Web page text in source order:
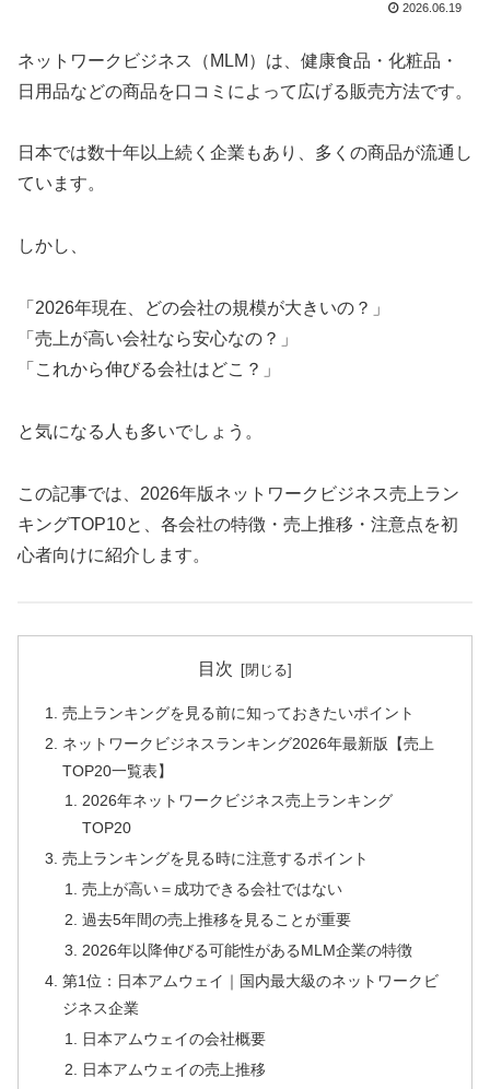
2026.06.19
ネットワークビジネス（MLM）は、健康食品・化粧品・
日用品などの商品を口コミによって広げる販売方法です。
日本では数十年以上続く企業もあり、多くの商品が流通し
ています。
しかし、
「2026年現在、どの会社の規模が大きいの？」
「売上が高い会社なら安心なの？」
「これから伸びる会社はどこ？」
と気になる人も多いでしょう。
この記事では、2026年版ネットワークビジネス売上ラン
キングTOP10と、各会社の特徴・売上推移・注意点を初
心者向けに紹介します。
目次
売上ランキングを見る前に知っておきたいポイント
ネットワークビジネスランキング2026年最新版【売上
TOP20一覧表】
2026年ネットワークビジネス売上ランキング
TOP20
売上ランキングを見る時に注意するポイント
売上が高い＝成功できる会社ではない
過去5年間の売上推移を見ることが重要
2026年以降伸びる可能性があるMLM企業の特徴
第1位：日本アムウェイ｜国内最大級のネットワークビ
ジネス企業
日本アムウェイの会社概要
日本アムウェイの売上推移